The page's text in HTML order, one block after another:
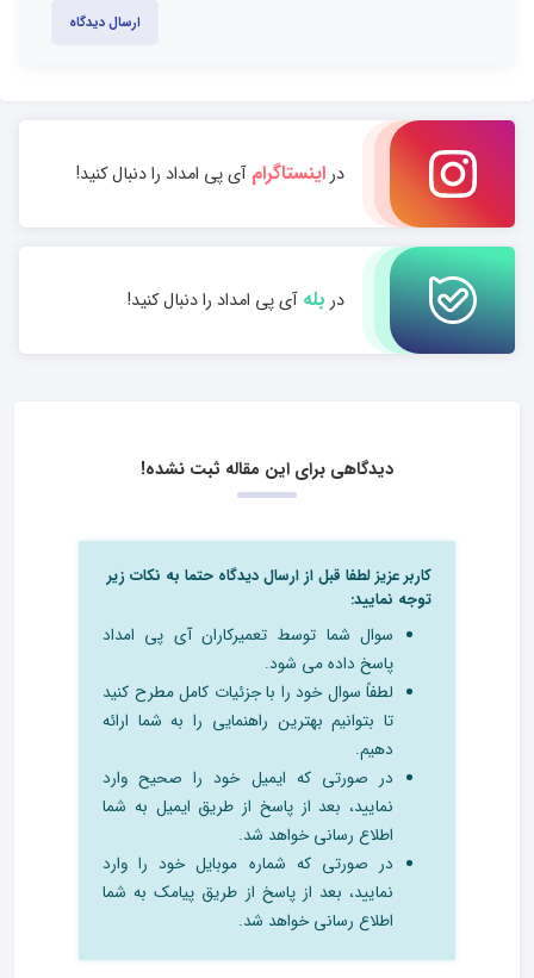
ارسال دیدگاه
دراینستاگرامآی پی امداد را دنبال کنید!
در بلهآی پی امداد را دنبال کنید!
دیدگاهی برای این مقاله ثبت نشده!
کاربر عزیز لطفا قبل از ارسال دیدگاه حتما به نکات زیر
توجه نمایید:
سوال شما توسط تعمیرکاران آی پی امداد
پاسخ داده می شود.
لطفاً سوال خود را با جزئیات کامل مطرح کنید
تا بتوانیم بهترین راهنمایی را به شما ارائه
دهیم.
در صورتی که ایمیل خود را صحیح وارد
نمایید، بعد از پاسخ از طریق ایمیل به شما
اطلاع رسانی خواهد شد.
در صورتی که شماره موبایل خود را وارد
نمایید، بعد از پاسخ از طریق پیامک به شما
اطلاع رسانی خواهد شد.